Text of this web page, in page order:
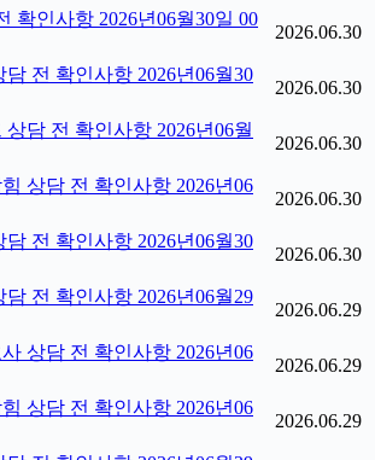
확인사항 2026년06월30일 00
2026.06.30
전 확인사항 2026년06월30
2026.06.30
담 전 확인사항 2026년06월
2026.06.30
상담 전 확인사항 2026년06
2026.06.30
전 확인사항 2026년06월30
2026.06.30
전 확인사항 2026년06월29
2026.06.29
상담 전 확인사항 2026년06
2026.06.29
상담 전 확인사항 2026년06
2026.06.29